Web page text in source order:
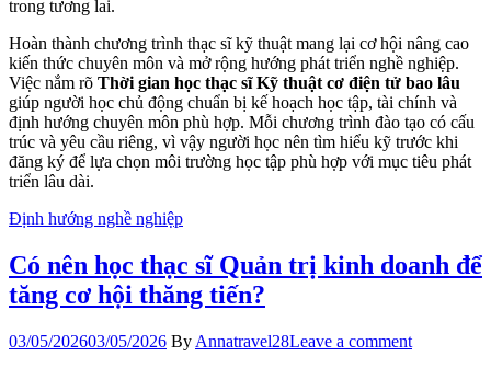
trong tương lai.
Hoàn thành chương trình thạc sĩ kỹ thuật mang lại cơ hội nâng cao
kiến thức chuyên môn và mở rộng hướng phát triển nghề nghiệp.
Việc nắm rõ Thời gian học thạc sĩ Kỹ thuật cơ điện tử bao lâu
giúp người học chủ động chuẩn bị kế hoạch học tập, tài chính và
định hướng chuyên môn phù hợp. Mỗi chương trình đào tạo có cấu
trúc và yêu cầu riêng, vì vậy người học nên tìm hiểu kỹ trước khi
đăng ký để lựa chọn môi trường học tập phù hợp với mục tiêu phát
triển lâu dài.
Định hướng nghề nghiệp
Có nên học thạc sĩ Quản trị kinh doanh để
tăng cơ hội thăng tiến?
03/05/202603/05/2026 By Annatravel28Leave a comment